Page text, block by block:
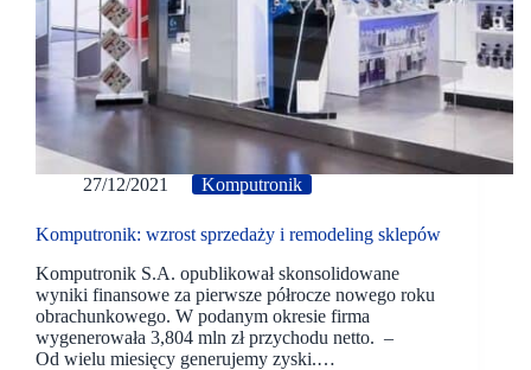
27/12/2021 Komputronik
Komputronik: wzrost sprzedaży i remodeling sklepów
Komputronik S.A. opublikował skonsolidowane
wyniki finansowe za pierwsze półrocze nowego roku
obrachunkowego. W podanym okresie firma
wygenerowała 3,804 mln zł przychodu netto. –
Od wielu miesięcy generujemy zyski.…